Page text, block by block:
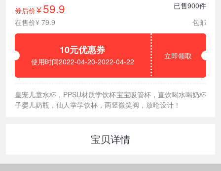
券后价¥ 59.9
已售900件
在售价¥ 79.9
包邮
10元优惠券
使用时间2022-04-20-2022-04-22
立即领取
皇宠儿童水杯，PPSU材质学饮杯宝宝吸管杯，直饮喝水喝奶杯
子婴儿奶瓶，仙人掌学饮杯，两竖微笑阀，放呛设计！
宝贝详情